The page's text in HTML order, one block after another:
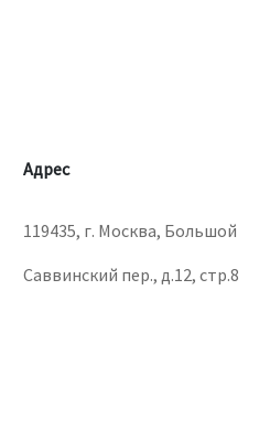
Адрес
119435, г. Москва, Большой
Саввинский пер., д.12, стр.8